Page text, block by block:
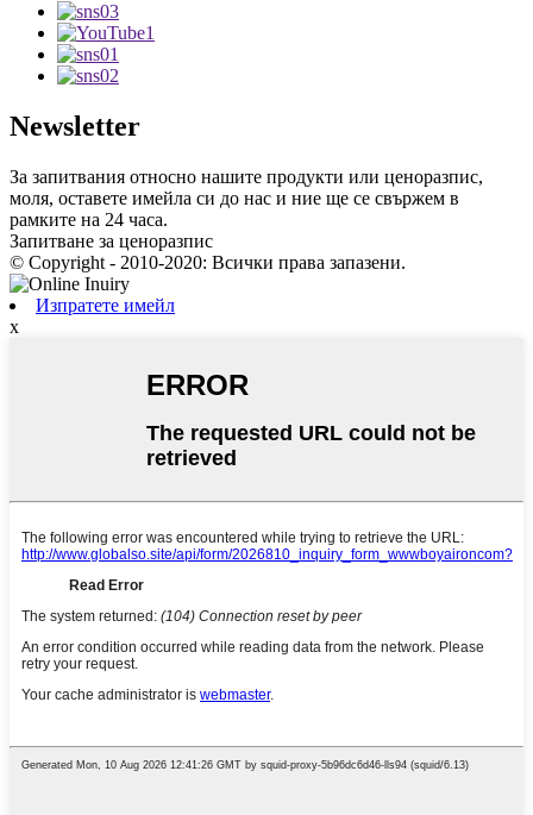
Newsletter
За запитвания относно нашите продукти или ценоразпис,
моля, оставете имейла си до нас и ние ще се свържем в
рамките на 24 часа.
Запитване за ценоразпис
© Copyright - 2010-2020: Всички права запазени.
Изпратете имейл
x